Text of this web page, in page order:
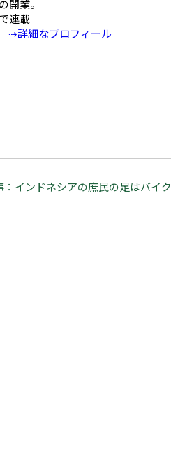
開業。
連載
⇢詳細なプロフィール
：インドネシアの庶民の足はバイク